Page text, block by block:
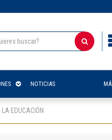
NOTICIAS
EDUCACIÓN